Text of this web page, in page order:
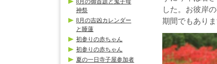
した。お彼岸
期間でもあり
8月の御首題と鬼子母
神祭
8月の吉凶カレンダー
と睡蓮
初参りの赤ちゃん
初参りの赤ちゃん
夏の一日寺子屋参加者